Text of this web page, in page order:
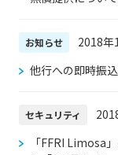
お知らせ
2018年
他行への即時振
セキュリティ
「FFRI Limosa